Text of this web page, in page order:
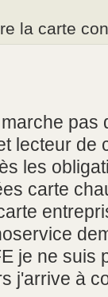
la carte
pas
lecteur de
les
carte
je ne suis
j'arrive à